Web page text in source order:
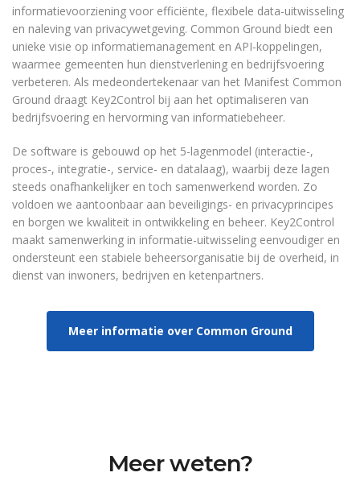
informatievoorziening voor efficiënte, flexibele data-uitwisseling
en naleving van privacywetgeving. Common Ground biedt een
unieke visie op informatiemanagement en API-koppelingen,
waarmee gemeenten hun dienstverlening en bedrijfsvoering
verbeteren. Als medeondertekenaar van het Manifest Common
Ground draagt Key2Control bij aan het optimaliseren van
bedrijfsvoering en hervorming van informatiebeheer.
De software is gebouwd op het 5-lagenmodel (interactie-,
proces-, integratie-, service- en datalaag), waarbij deze lagen
steeds onafhankelijker en toch samenwerkend worden. Zo
voldoen we aantoonbaar aan beveiligings- en privacyprincipes
en borgen we kwaliteit in ontwikkeling en beheer. Key2Control
maakt samenwerking in informatie-uitwisseling eenvoudiger en
ondersteunt een stabiele beheersorganisatie bij de overheid, in
dienst van inwoners, bedrijven en ketenpartners.
Meer informatie over Common Ground
Meer weten?